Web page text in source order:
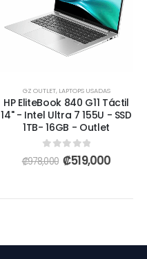
GZ OUTLET, LAPTOPS USADAS
HP EliteBook 840 G11 Táctil
14" - Intel Ultra 7 155U - SSD
1TB- 16GB - Outlet
0 out of 5
₡978,000 ₡519,000